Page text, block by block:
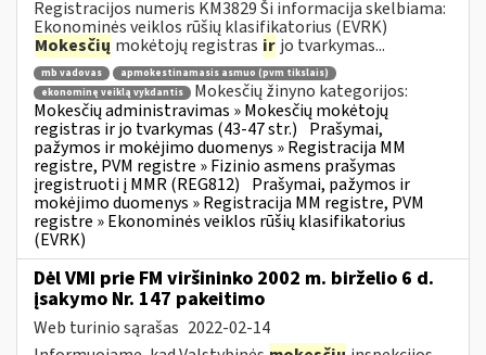
Registracijos numeris KM3829 Ši informacija skelbiama:
Ekonominės veiklos rūšių klasifikatorius (EVRK)
Mokesčių mokėtojų registras ir jo tvarkymas...
mb vadovas
apmokestinamasis asmuo (pvm tikslais)
ekonominę veiklą vykdantis
Mokesčių žinyno kategorijos:
Mokesčių administravimas » Mokesčių mokėtojų
registras ir jo tvarkymas (43-47 str.) Prašymai,
pažymos ir mokėjimo duomenys » Registracija MM
registre, PVM registre » Fizinio asmens prašymas
įregistruoti į MMR (REG812) Prašymai, pažymos ir
mokėjimo duomenys » Registracija MM registre, PVM
registre » Ekonominės veiklos rūšių klasifikatorius
(EVRK)
Dėl VMI prie FM viršininko 2002 m. birželio 6 d.
įsakymo Nr. 147 pakeitimo
Web turinio sąrašas 2022-02-14